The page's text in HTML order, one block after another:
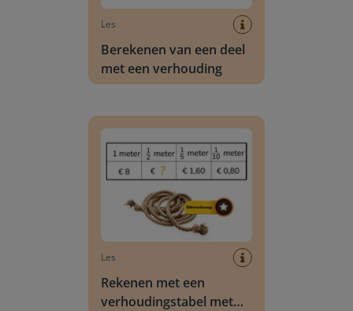
Les
Berekenen van een deel
met een verhouding
Les
Rekenen met een
verhoudingstabel met